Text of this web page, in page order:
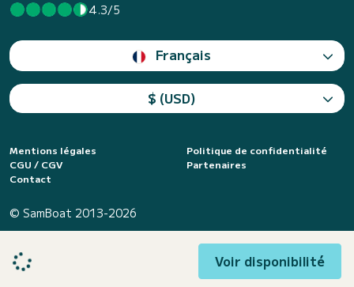
Voir disponibilité
4.3/5
Français
$ (USD)
Mentions légales
Politique de confidentialité
CGU / CGV
Partenaires
Contact
© SamBoat 2013-2026